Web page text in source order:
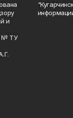
и
№ ТУ